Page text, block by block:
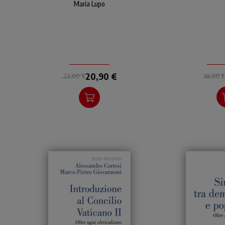
a trasformare la sofferenza
Maria Lupo
22,00 €20,90 € 18,00 €